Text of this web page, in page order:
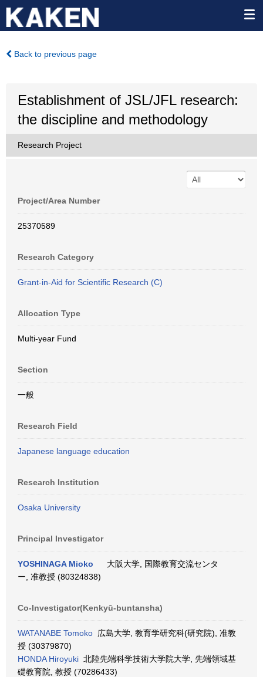
Back to previous page
Establishment of JSL/JFL research:
the discipline and methodology
Research Project
Project/Area Number
25370589
Research Category
Grant-in-Aid for Scientific Research (C)
Allocation Type
Multi-year Fund
Section
一般
Research Field
Japanese language education
Research Institution
Osaka University
Principal Investigator
YOSHINAGA Mioko
大阪大学, 国際教育交流センタ
ー, 准教授 (80324838)
Co-Investigator(Kenkyū-buntansha)
WATANABE Tomoko 広島大学, 教育学研究科(研究院), 准教
授 (30379870)
HONDA Hiroyuki 北陸先端科学技術大学院大学, 先端領域基
礎教育院, 教授 (70286433)